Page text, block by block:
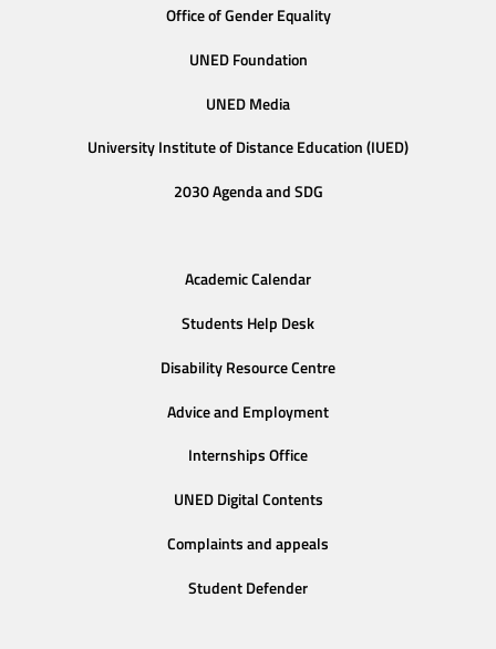
Office of Gender Equality
UNED Foundation
UNED Media
University Institute of Distance Education (IUED)
2030 Agenda and SDG
Academic Calendar
Students Help Desk
Disability Resource Centre
Advice and Employment
Internships Office
UNED Digital Contents
Complaints and appeals
Student Defender